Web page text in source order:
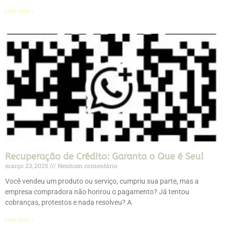
Leia mais »
Recuperação de Crédito: Garanta o Que é Seu!
março 23, 2025
Nenhum comentário
Você vendeu um produto ou serviço, cumpriu sua parte, mas a
empresa compradora não honrou o pagamento? Já tentou
cobranças, protestos e nada resolveu? A
Leia mais »